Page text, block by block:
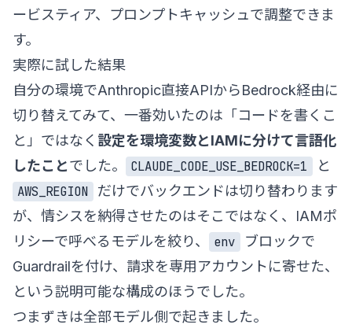
ービスティア、プロンプトキャッシュで調整できま
す。
実際に試した結果
自分の環境でAnthropic直接APIからBedrock経由に
切り替えてみて、一番効いたのは「コードを書くこ
と」ではなく 設定を環境変数とIAMに分けて言語化
したことでした。 CLAUDE_CODE_USE_BEDROCK=1
と
AWS_REGION
だけでバックエンドは切り替わります
が、情シスを納得させたのはそこではなく、IAMポ
リシーで呼べるモデルを絞り、
env
ブロックで
Guardrailを付け、請求を専用アカウントに寄せた、
という説明可能な構成のほうでした。
つまずきは全部モデル側で起きました。